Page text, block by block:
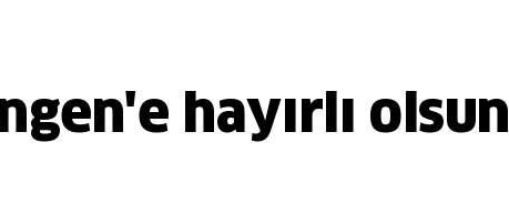
hayırlı olsun